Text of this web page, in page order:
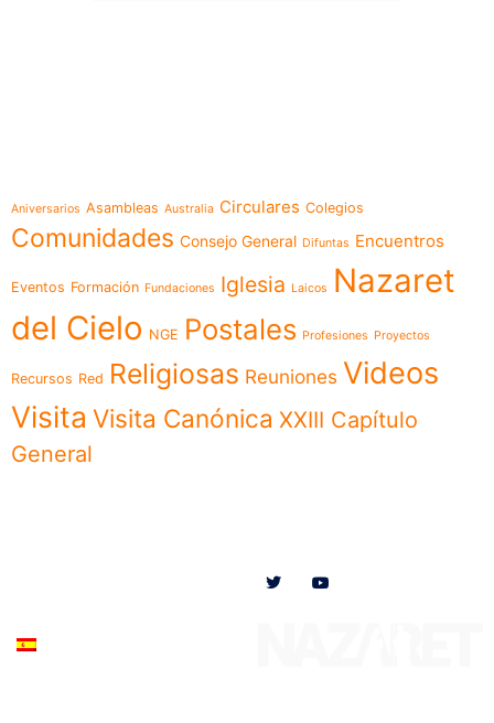
Aniversarios Asambleas Australia Circulares Colegios
Comunidades Consejo General Difuntas Encuentros
Eventos Formación Fundaciones Iglesia Laicos
Nazaret
del Cielo NGE Postales Profesiones Proyectos
Recursos Red Religiosas Reuniones Videos
Visita Visita Canónica XXIII Capítulo
General